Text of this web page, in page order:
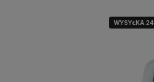
WYSYŁKA